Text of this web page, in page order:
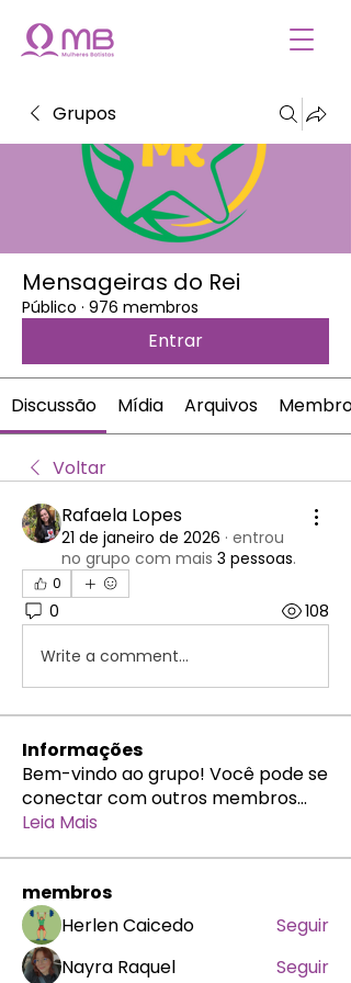
Grupos
Mensageiras do Rei
Público · 976 membros
Entrar
Discussão Mídia Arquivos Membros
Voltar
Rafaela Lopes
21 de janeiro de 2026 · entrou
no grupo com mais 3 pessoas.
0
0 108
Write a comment...
Informações
Bem-vindo ao grupo! Você pode se
conectar com outros membros...
Leia Mais
membros
Herlen Caicedo
Seguir
Nayra Raquel
Seguir